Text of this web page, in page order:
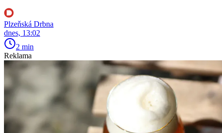
Plzeňská Drbna
dnes, 13:02
2 min
Reklama